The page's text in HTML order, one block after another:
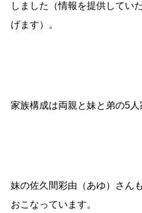
しました（情報を提供してい
げます）。
家族構成は両親と妹と弟の5人
妹の佐久間彩由（あゆ）さん
おこなっています。